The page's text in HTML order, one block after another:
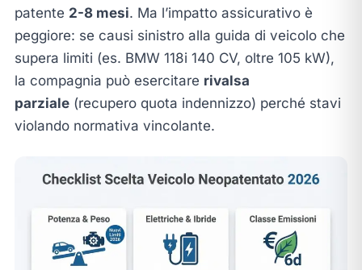
patente 2-8 mesi. Ma l’impatto assicurativo è
peggiore: se causi sinistro alla guida di veicolo che
supera limiti (es. BMW 118i 140 CV, oltre 105 kW),
la compagnia può esercitare rivalsa
parziale(recupero quota indennizzo) perché stavi
violando normativa vincolante.